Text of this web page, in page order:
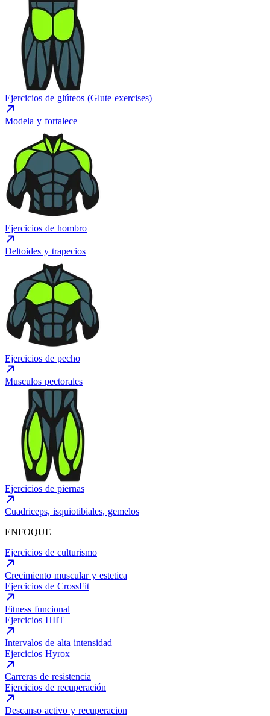
Ejercicios de glúteos (Glute exercises)
Modela y fortalece
Ejercicios de hombro
Deltoides y trapecios
Ejercicios de pecho
Musculos pectorales
Ejercicios de piernas
Cuadriceps, isquiotibiales, gemelos
ENFOQUE
Ejercicios de culturismo
Crecimiento muscular y estetica
Ejercicios de CrossFit
Fitness funcional
Ejercicios HIIT
Intervalos de alta intensidad
Ejercicios Hyrox
Carreras de resistencia
Ejercicios de recuperación
Descanso activo y recuperacion